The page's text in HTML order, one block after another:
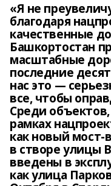
«Я не
благодаря
качественные
Башкортостан
масштабные
последние
нас это ―
все, чтобы
Среди
рамках
как новый мост-
в створе улицы
введены в
как улица